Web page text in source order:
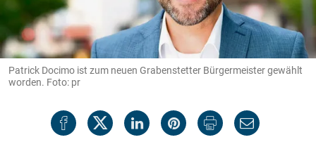
Patrick Docimo ist zum neuen Grabenstetter Bürgermeister gewählt
worden. Foto: pr